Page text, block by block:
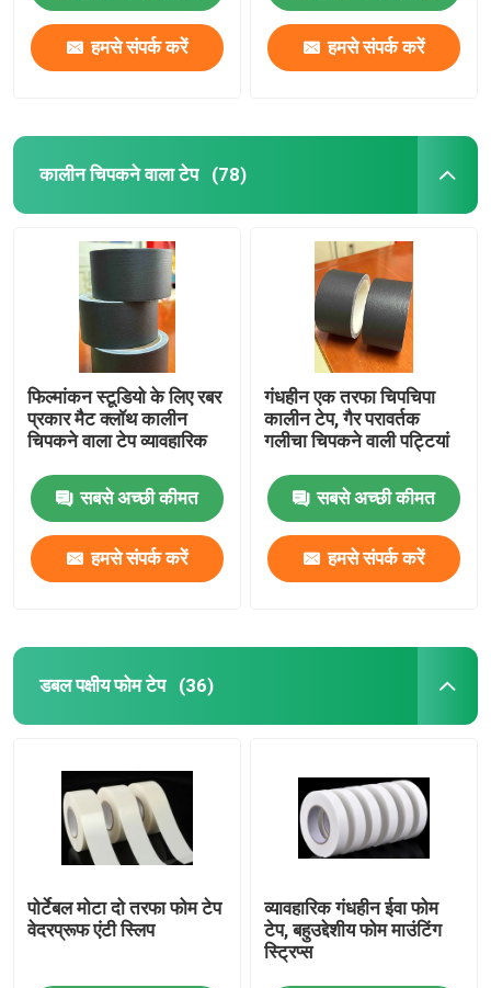
हमसे संपर्क करें हमसे संपर्क करें
कालीन चिपकने वाला टेप (78)
फिल्मांकन स्टूडियो के लिए रबर
प्रकार मैट क्लॉथ कालीन
चिपकने वाला टेप व्यावहारिक
सबसे अच्छी कीमत
हमसे संपर्क करें
गंधहीन एक तरफा चिपचिपा
कालीन टेप, गैर परावर्तक
गलीचा चिपकने वाली पट्टियां
सबसे अच्छी कीमत
हमसे संपर्क करें
डबल पक्षीय फोम टेप (36)
पोर्टेबल मोटा दो तरफा फोम टेप
वेदरप्रूफ एंटी स्लिप
व्यावहारिक गंधहीन ईवा फोम
टेप, बहुउद्देशीय फोम माउंटिंग
स्ट्रिप्स